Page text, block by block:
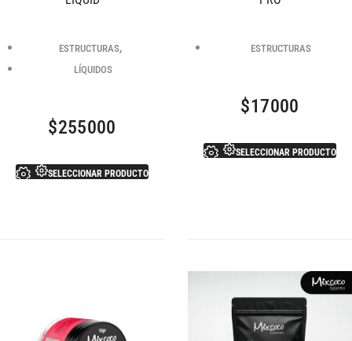
ESTRUCTURAS,
LÍQUIDOS
$255000
SELECCIONAR PRODUCTO
ESTRUCTURAS
$17000
SELECCIONAR PRODUCTO